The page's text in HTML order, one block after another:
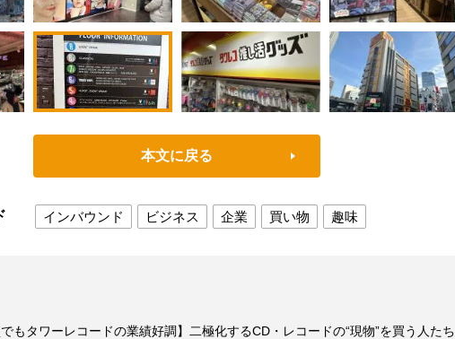
本文に戻る
インバウンド ビジネス 企業 買い物 趣味
でもタワーレコードの業績好調】二極化するCD・レコードの“現物”を買う人たち